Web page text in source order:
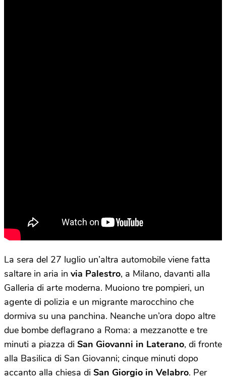
La sera del 27 luglio un’altra automobile viene fatta
saltare in aria in via Palestro, a Milano, davanti alla
Galleria di arte moderna. Muoiono tre pompieri, un
agente di polizia e un migrante marocchino che
dormiva su una panchina. Neanche un’ora dopo altre
due bombe deflagrano a Roma: a mezzanotte e tre
minuti a piazza di San Giovanni in Laterano, di fronte
alla Basilica di San Giovanni; cinque minuti dopo
accanto alla chiesa di San Giorgio in Velabro. Per